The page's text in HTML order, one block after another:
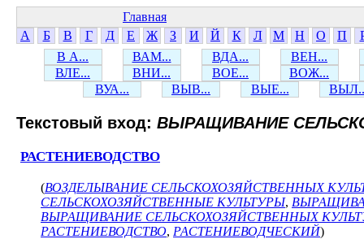
Главная
А
Б В Г Д Е Ж З И Й К Л М Н О П
В А...
ВАМ... ВДА...
ВЕН...
ВЛЕ...
ВНИ... ВОЕ...
ВОЖ...
ВУА...
ВЫВ... ВЫЕ...
Текстовый вход: ВЫРАЩИВАНИЕ
РАСТЕНИЕВОДСТВО
(ВОЗДЕЛЫВАНИЕ СЕЛЬСКОХОЗЯЙСТВЕННЫХ
СЕЛЬСКОХОЗЯЙСТВЕННЫЕ КУЛЬТУРЫ,
ВЫРАЩИВАНИЕ СЕЛЬСКОХОЗЯЙСТВЕННЫХ
РАСТЕНИЕВОДСТВО, РАСТЕНИЕВОДЧЕСКИЙ)